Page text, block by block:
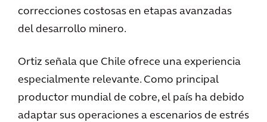
correcciones costosas en etapas avanzadas
del desarrollo minero.
Ortiz señala que Chile ofrece una experiencia
especialmente relevante. Como principal
productor mundial de cobre, el país ha debido
adaptar sus operaciones a escenarios de estrés